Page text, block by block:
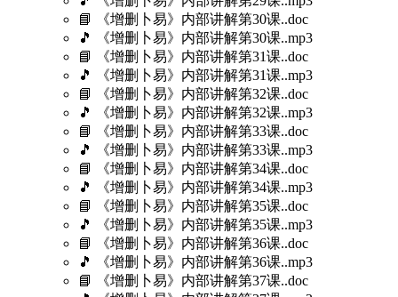
📘 《增删卜易》内部讲解第30课..doc
🎵 《增删卜易》内部讲解第30课..mp3
📘 《增删卜易》内部讲解第31课..doc
🎵 《增删卜易》内部讲解第31课..mp3
📘 《增删卜易》内部讲解第32课..doc
🎵 《增删卜易》内部讲解第32课..mp3
📘 《增删卜易》内部讲解第33课..doc
🎵 《增删卜易》内部讲解第33课..mp3
📘 《增删卜易》内部讲解第34课..doc
🎵 《增删卜易》内部讲解第34课..mp3
📘 《增删卜易》内部讲解第35课..doc
🎵 《增删卜易》内部讲解第35课..mp3
📘 《增删卜易》内部讲解第36课..doc
🎵 《增删卜易》内部讲解第36课..mp3
📘 《增删卜易》内部讲解第37课..doc